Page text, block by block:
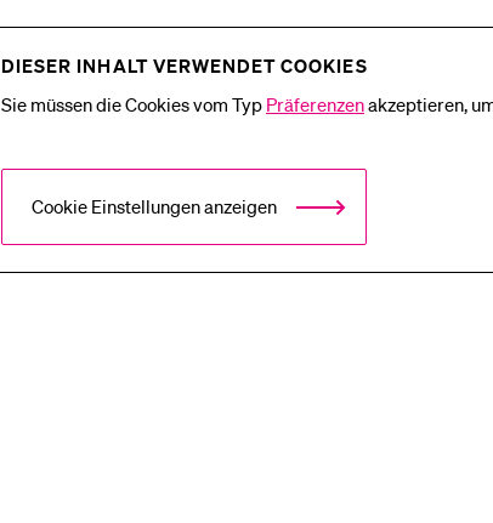
DIESER INHALT VERWENDET COOKIES
Sie müssen die Cookies vom Typ Präferenzenakzeptieren,
Cookie Einstellungen anzeigen